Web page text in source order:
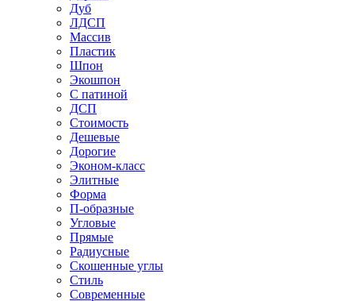
Дуб
ЛДСП
Массив
Пластик
Шпон
Экошпон
С патиной
ДСП
Стоимость
Дешевые
Дорогие
Эконом-класс
Элитные
Форма
П-образные
Угловые
Прямые
Радиусные
Скошенные углы
Стиль
Современные